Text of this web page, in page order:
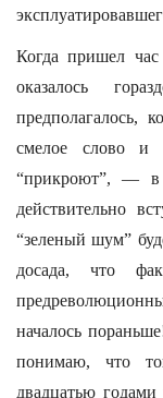
Когда пришел
оказалось
предполагалось,
смелое слово и
“прикроют”, — в
действительно
“зеленый шум”
досада, что
началось
понимаю, что
двадцатью